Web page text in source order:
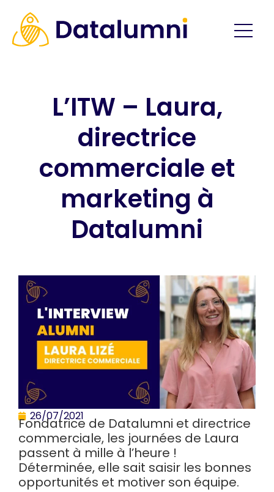
L’ITW – Laura,
directrice
commerciale et
marketing à
Datalumni
26/07/2021
Fondatrice de Datalumni et directrice
commerciale, les journées de Laura
passent à mille à l’heure !
Déterminée, elle sait saisir les bonnes
opportunités et motiver son équipe.